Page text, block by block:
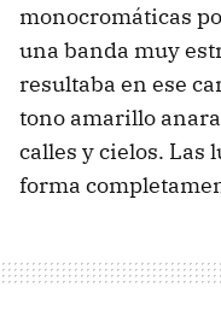
monocromáticas
una banda muy
resultaba en ese
tono amarillo
calles y cielos. Las
forma